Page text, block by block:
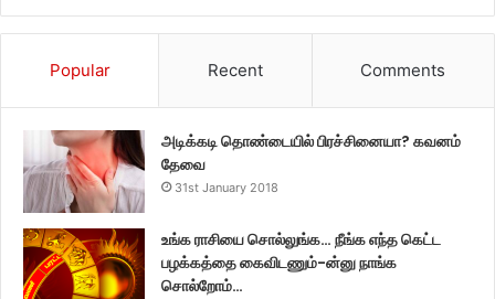
Popular Recent Comments
அடிக்கடி தொண்டையில் பிரச்சினையா? கவனம்
தேவை
31st January 2018
உங்க ராசியை சொல்லுங்க… நீங்க எந்த கெட்ட
பழக்கத்தை கைவிடணும்-ன்னு நாங்க
சொல்றோம்…